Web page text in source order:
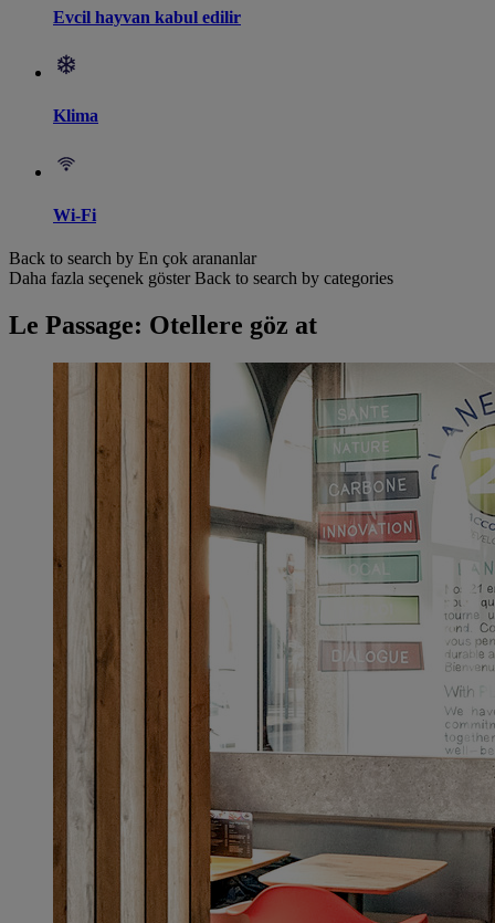
Evcil hayvan kabul edilir
Klima
Wi-Fi
Back to search by En çok arananlar
Daha fazla seçenek göster Back to search by categories
Le Passage: Otellere göz at